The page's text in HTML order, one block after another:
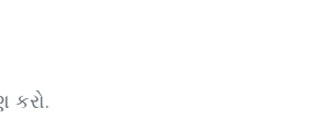
કરો.